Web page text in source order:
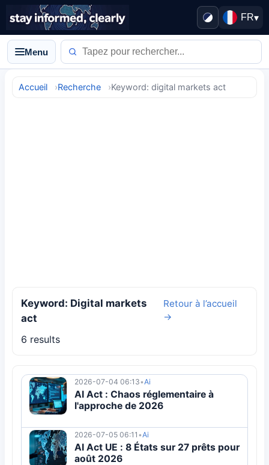
FR▾
Menu
Accueil Recherche Keyword: digital markets act
Keyword: Digital markets
act
Retour à l’accueil
→
6 results
2026-07-04 06:13•Ai
AI Act : Chaos réglementaire à
l'approche de 2026
2026-07-05 06:11 •Ai
AI Act UE : 8 États sur 27 prêts pour
août 2026